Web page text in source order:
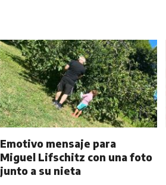
Emotivo mensaje para
Miguel Lifschitz con una foto
junto a su nieta